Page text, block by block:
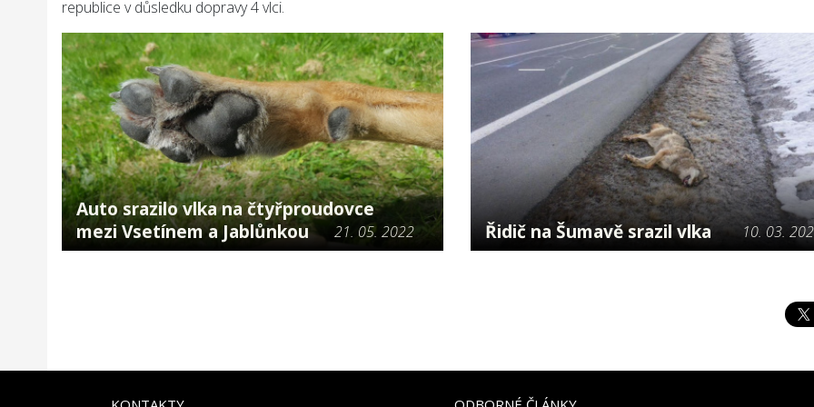
republice v důsledku dopravy 4 vlci.
Auto srazilo vlka na čtyřproudovce
mezi Vsetínem a Jablůnkou
21. 05. 2022 Řidič na Šumavě srazil vlka 10. 03.